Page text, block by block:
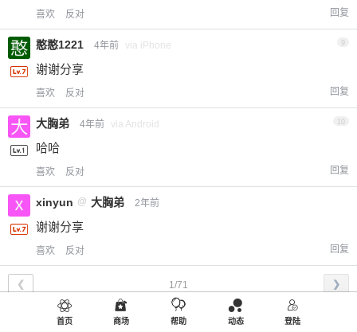
喜欢 反对 回复
憨憨1221 4年前 via iPhone 9
谢谢分享
喜欢 反对 回复
大胸弟 4年前 via Android 10
哈哈
喜欢 反对 回复
xinyun @ 大胸弟 2年前
谢谢分享
喜欢 反对 回复
1/71
❮ ❯
欢迎您，新朋友，感谢参与互动！
首页 商场 帮助 动态 登陆